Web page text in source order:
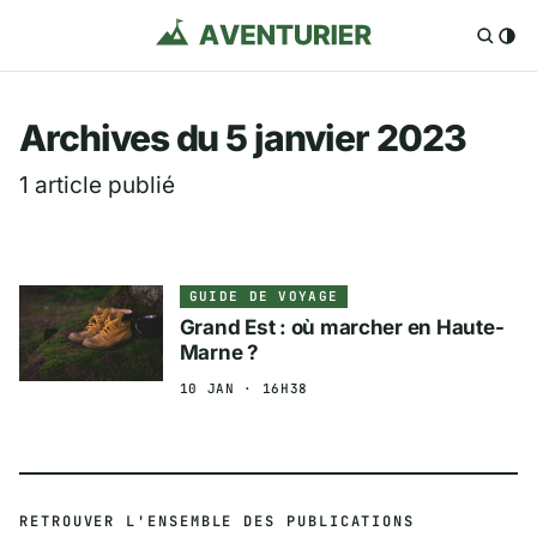
Aventurier.fr —
Archives du 5 janvier 2023
1 article publié
GUIDE DE VOYAGE
Grand Est : où marcher en Haute-
Marne ?
10 JAN · 16H38
RETROUVER L'ENSEMBLE DES PUBLICATIONS